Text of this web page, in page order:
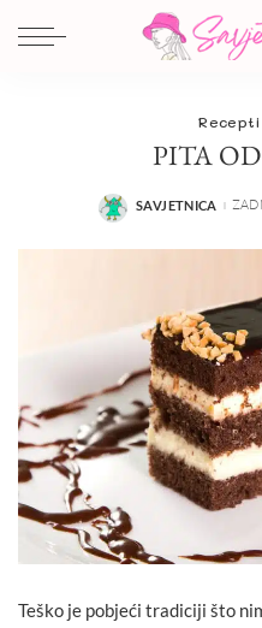
PITA
POSTED
SAVJETNICA
Teško je pobjeći tradiciji što